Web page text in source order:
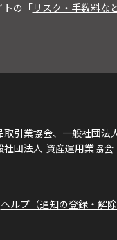
トの「リスク・手数料な
引業協会、一般社団法
団法人 資産運用業協会
ヘルプ（通知の登録・解除